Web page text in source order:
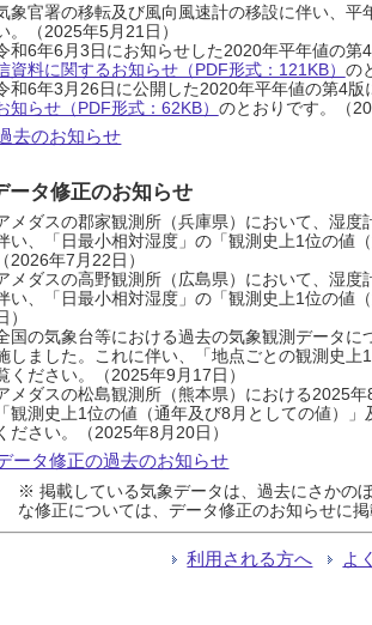
象官署の移転及び風向風速計の移設に伴い、平
。（2025年5月21日）
和6年6月3日にお知らせした2020年平年値の
資料に関するお知らせ（PDF形式：121KB） の
和6年3月26日に公開した2020年平年値の第4
知らせ（PDF形式：62KB） のとおりです。（
去のお知らせ
ータ修正のお知らせ
メダスの郡家観測所（兵庫県）において、湿
い、「日最小相対湿度」の「観測史上1位の値
（2026年7月22日）
メダスの高野観測所（広島県）において、湿
い、「日最小相対湿度」の「観測史上1位の値
）
国の気象台等における過去の気象観測データ
しました。これに伴い、「地点ごとの観測史
ください。（2025年9月17日）
メダスの松島観測所（熊本県）における2025
「観測史上1位の値（通年及び8月としての値）
ださい。（2025年8月20日）
ータ修正の過去のお知らせ
※ 掲載している気象データは、過去にさかの
な修正については、データ修正のお知らせに掲
利用される方へ よ